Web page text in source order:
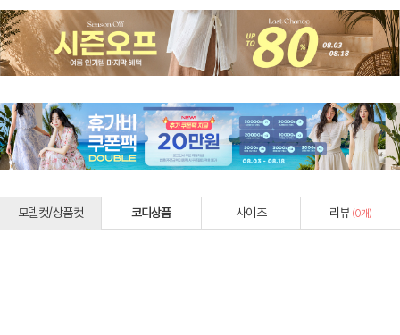
모델컷/상품컷 코디상품 사이즈 리뷰 (0개)